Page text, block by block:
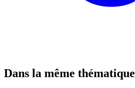
Dans la même thématique